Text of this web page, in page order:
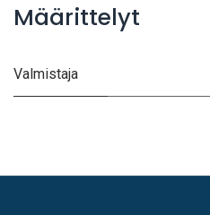
Määrittelyt
Valmistaja